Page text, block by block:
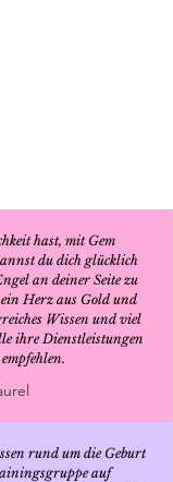
hast, mit Gem
du dich glücklich
an deiner Seite zu
Herz aus Gold und
Wissen und viel
ihre Dienstleistungen
rund um die Geburt
auf